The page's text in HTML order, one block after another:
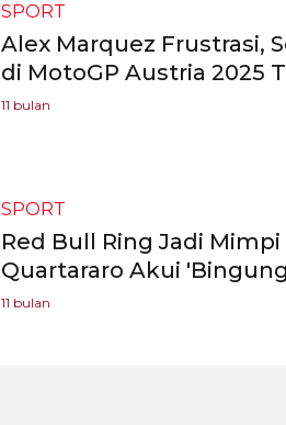
SPORT
Alex Marquez Frustrasi,
di MotoGP Austria 2025
11 bulan
SPORT
Red Bull Ring Jadi
Quartararo Akui
11 bulan